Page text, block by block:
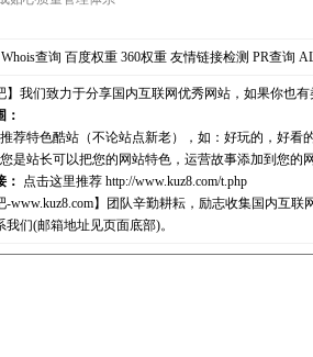
Whois查询 百度权重 360权重 友情链接检测 PR查询
】我们致力于分享国内互联网优秀网站，如果你也
：
荐特色酷站（不论站点新老），如：好玩的，好
是站长可以把您的网站特色，运营故事添加到您
： 点击这里推荐 http://www.kuz8.com/t.php
-www.kuz8.com】团队辛勤耕耘，励志收集国内互
我们(邮箱地址见页面底部)。